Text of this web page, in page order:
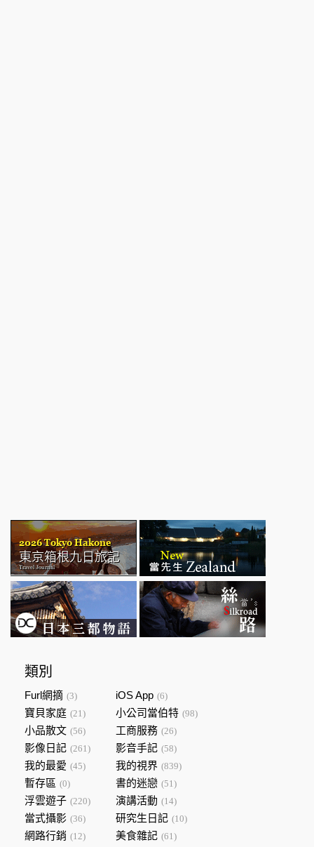
類別
Furl網摘 (3) iOS App (6)
寶貝家庭 (21) 小公司當伯特 (98)
小品散文 (56) 工商服務 (26)
影像日記 (261) 影音手記 (58)
我的最愛 (45) 我的視界 (839)
暫存區 (0) 書的迷戀 (51)
浮雲遊子 (220) 演講活動 (14)
當式攝影 (36) 研究生日記 (10)
網路行銷 (12) 美食雜記 (61)